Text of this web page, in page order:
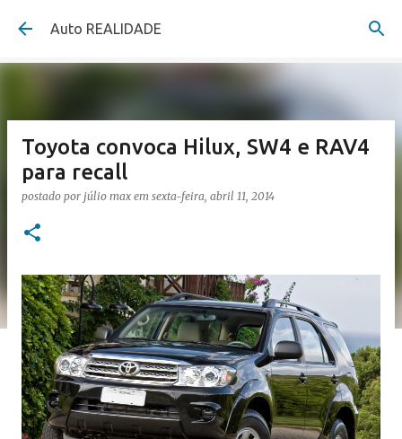
Pular para o conteúdo principal
Auto REALIDADE
Toyota convoca Hilux, SW4 e RAV4
para recall
postado por júlio max em sexta-feira, abril 11, 2014